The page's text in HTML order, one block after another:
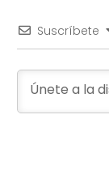
Suscríbete